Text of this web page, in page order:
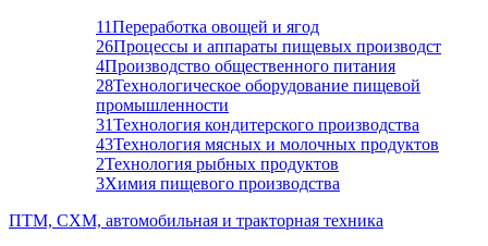
11Переработка овощей и ягод
26Процессы и аппараты пищевых производст
4Производство общественного питания
28Технологическое оборудование пищевой
промышленности
31Технология кондитерского производства
43Технология мясных и молочных продуктов
2Технология рыбных продуктов
3Химия пищевого производства
ПТМ, СХМ, автомобильная и тракторная техника